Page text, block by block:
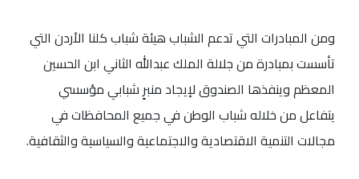
ومن المبادرات التي تدعم الشباب هيئة شباب كلنا الأردن التي
تأسست بمبادرة من جلالة الملك عبدالله الثاني ابن الحسين
المعظم وينفذها الصندوق لإيجاد منبرٍ شبابي مؤسسي
يتفاعل من خلاله شباب الوطن في جميع المحافظات في
مجالات التنمية الاقتصادية والاجتماعية والسياسية والثقافية.